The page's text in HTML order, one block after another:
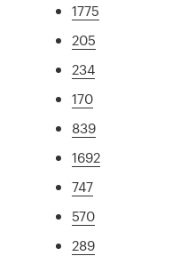
1775
205
234
170
839
1692
747
570
289